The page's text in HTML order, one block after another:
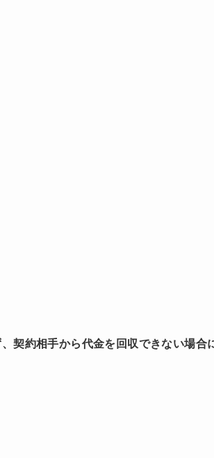
契約相手から代金を回収できない場合